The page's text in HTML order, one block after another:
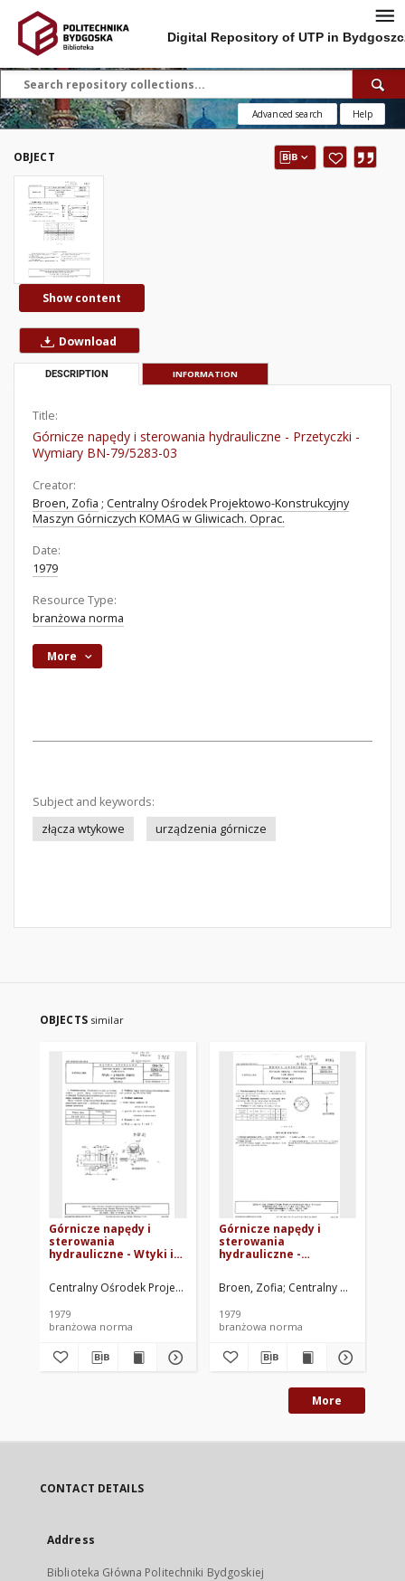
Digital Repository of UTP in
Advanced search Help
OBJECT
Show content
Download
DESCRIPTION INFORMATION
Title:
Górnicze napędy i sterowania hydrauliczne - Przetyczki -
Wymiary BN-79/5283-03
Creator:
Broen, Zofia ; Centralny Ośrodek Projektowo-Konstrukcyjny
Maszyn Górniczych KOMAG w Gliwicach. Oprac.
Date:
1979
Resource Type:
branżowa norma
More
Subject and keywords:
złącza wtykowe
urządzenia górnicze
OBJECTS similar
Górnicze napędy i
sterowania
hydrauliczne - Wtyki i
wtykowych - Wymiary
BN-79/5283-01
Centralny Ośrodek Projektowo-Konstrukcyjny Maszyn Górniczych
1979
branżowa norma
Górnicze napędy i
sterowania
hydrauliczne -
Wymiary BN-79/5283-04
Broen, Zofia Centralny Ośrodek
1979
branżowa norma
More
CONTACT DETAILS
Address
Biblioteka Główna Politechniki Bydgoskiej